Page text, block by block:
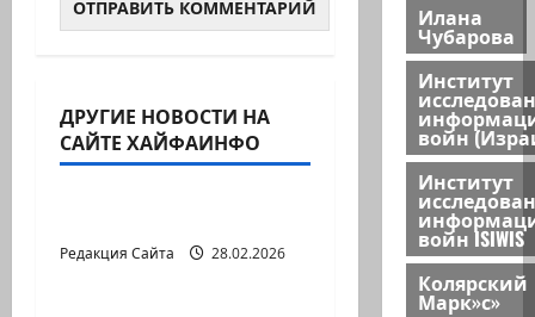
ДРУГИЕ НОВОСТИ НА
САЙТЕ ХАЙФАИНФО
Литературная гостиная
Редакция Сайта 28.02.2026
Литературная гостиная
Илана
Чубарова
Институт
войн
Институт
войн ISIWIS
Колярский
Марк»с»